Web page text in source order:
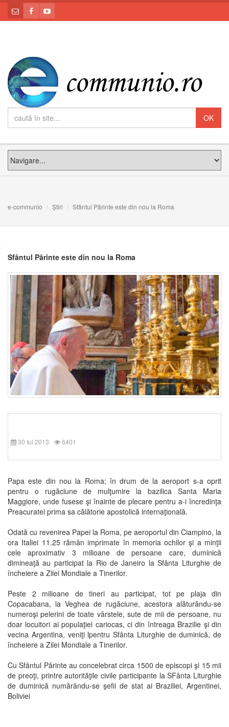
e-communio Știri Sfântul Părinte este din nou la Roma
Sfântul Părinte este din nou la Roma
30 Iul 2013 6401
Papa este din nou la Roma; în drum de la aeroport s-a oprit
pentru o rugăciune de mulţumire la bazilica Santa Maria
Maggiore, unde fusese şi înainte de plecare pentru a-i încredinţa
Preacuratei prima sa călătorie apostolică internaţională.
Odată cu revenirea Papei la Roma, pe aeroportul din Ciampino, la
ora Italiei 11.25 rămân imprimate în memoria ochilor şi a minţii
cele aproximativ 3 milioane de persoane care, duminică
dimineaţă au participat la Rio de Janeiro la Sfânta Liturghie de
încheiere a Zilei Mondiale a Tinerilor.
Peste 2 milioane de tineri au participat, tot pe plaja din
Copacabana, la Veghea de rugăciune, acestora alăturându-se
numeroşi pelerini de toate vârstele, sute de mii de persoane, nu
doar locuitori ai populaţiei cariocas, ci din întreaga Brazilie şi din
vecina Argentina, veniţi lpentru Sfânta Liturghie de duminică, de
încheiere a Zilei Mondiale a Tinerilor.
Cu Sfântul Părinte au concelebrat circa 1500 de episcopi şi 15 mii
de preoţi, printre autorităţile civile participante la SFânta Liturghie
de duminică numărându-se şefii de stat ai Braziliei, Argentinei,
Boliviei